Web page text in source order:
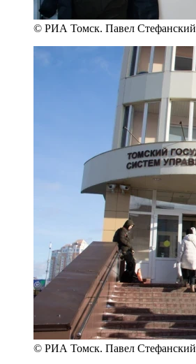
© РИА Томск. Павел Стефанский
© РИА Томск. Павел Стефанский